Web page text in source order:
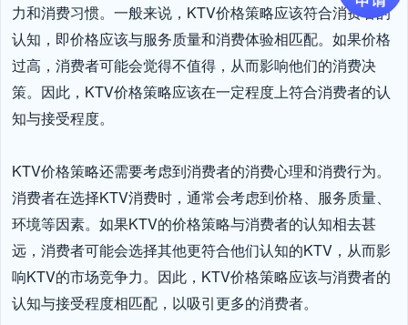
力和消费习惯。一般来说，KTV价格策略应该符合消费者的
认知，即价格应该与服务质量和消费体验相匹配。如果价格
过高，消费者可能会觉得不值得，从而影响他们的消费决
策。因此，KTV价格策略应该在一定程度上符合消费者的认
知与接受程度。
KTV价格策略还需要考虑到消费者的消费心理和消费行为。
消费者在选择KTV消费时，通常会考虑到价格、服务质量、
环境等因素。如果KTV的价格策略与消费者的认知相去甚
远，消费者可能会选择其他更符合他们认知的KTV，从而影
响KTV的市场竞争力。因此，KTV价格策略应该与消费者的
认知与接受程度相匹配，以吸引更多的消费者。